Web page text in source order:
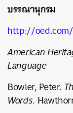
บรรณานุกรม
http://oed.com/
American
Language
Bowler, Peter.
Words.